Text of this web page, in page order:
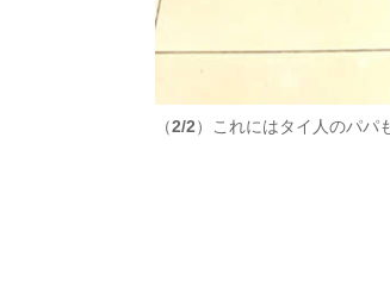
（2/2）これにはタイ人のパパ